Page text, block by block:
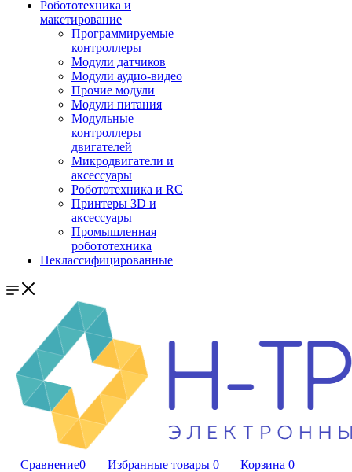
Робототехника и
макетирование
Программируемые
контроллеры
Модули датчиков
Модули аудио-видео
Прочие модули
Модули питания
Модульные
контроллеры
двигателей
Микродвигатели и
аксессуары
Робототехника и RC
Принтеры 3D и
аксессуары
Промышленная
робототехника
Неклассифицированные
Сравнение0 Избранные товары 0 Корзина 0